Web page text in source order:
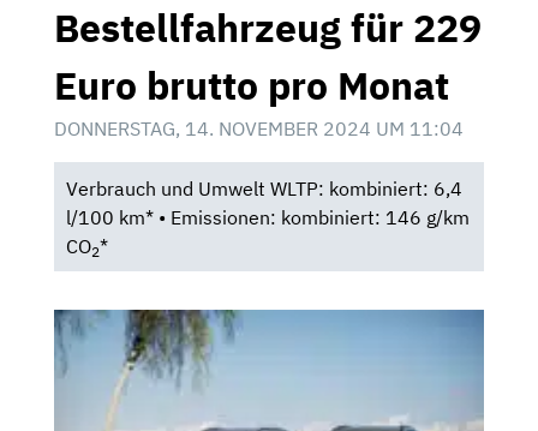
Bestellfahrzeug für 229
Euro brutto pro Monat
DONNERSTAG, 14. NOVEMBER 2024 UM 11:04
Verbrauch und Umwelt WLTP: kombiniert: 6,4
l/100 km* • Emissionen: kombiniert: 146 g/km
CO2*